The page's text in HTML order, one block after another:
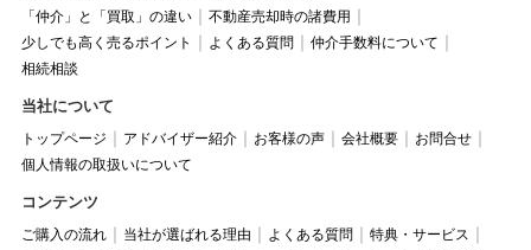
「仲介」と「買取」の違い
不動産売却時の諸費用
少しでも高く売るポイント
よくある質問
仲介手数料について
相続相談
当社について
トップページ アドバイザー紹介 お客様の声 会社概要
お問合せ
個人情報の取扱いについて
コンテンツ
ご購入の流れ 当社が選ばれる理由 よくある質問
特典・サービス